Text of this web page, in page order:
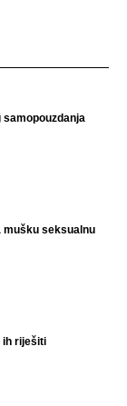
samopouzdanja
mušku seksualnu
ih riješiti